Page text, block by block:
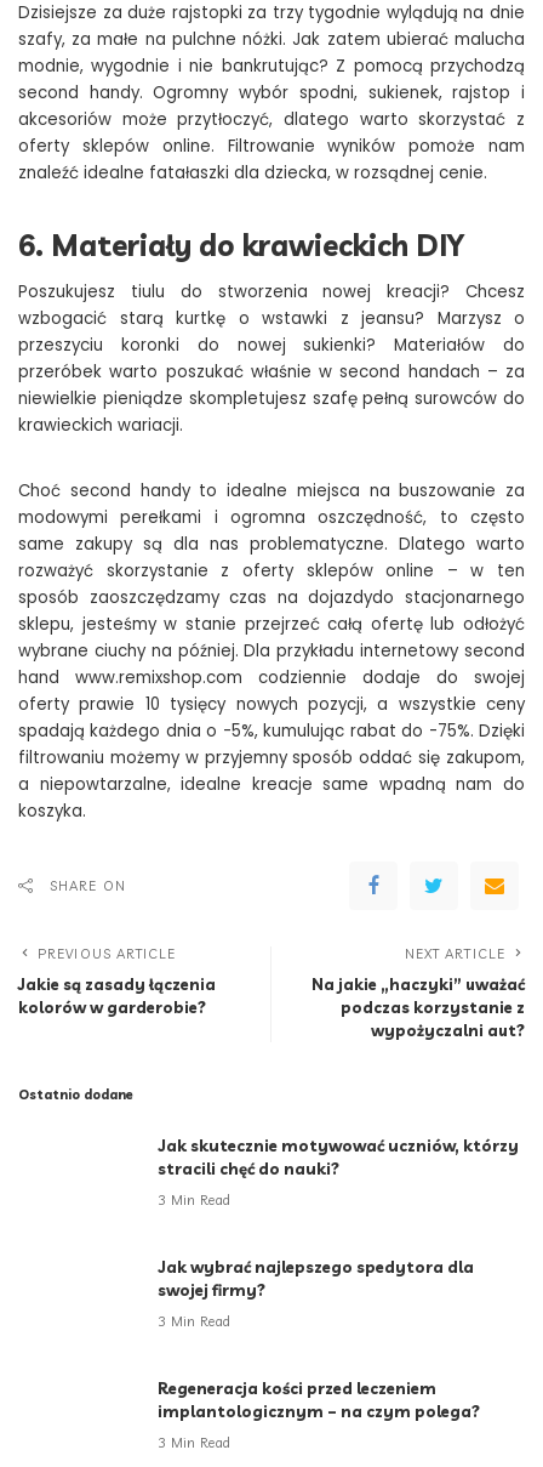
Dzisiejsze za duże rajstopki za trzy tygodnie wylądują na dnie
szafy, za małe na pulchne nóżki. Jak zatem ubierać malucha
modnie, wygodnie i nie bankrutując? Z pomocą przychodzą
second handy. Ogromny wybór spodni, sukienek, rajstop i
akcesoriów może przytłoczyć, dlatego warto skorzystać z
oferty sklepów online. Filtrowanie wyników pomoże nam
znaleźć idealne fatałaszki dla dziecka, w rozsądnej cenie.
6. Materiały do krawieckich DIY
Poszukujesz tiulu do stworzenia nowej kreacji? Chcesz
wzbogacić starą kurtkę o wstawki z jeansu? Marzysz o
przeszyciu koronki do nowej sukienki? Materiałów do
przeróbek warto poszukać właśnie w second handach – za
niewielkie pieniądze skompletujesz szafę pełną surowców do
krawieckich wariacji.
Choć second handy to idealne miejsca na buszowanie za
modowymi perełkami i ogromna oszczędność, to często
same zakupy są dla nas problematyczne. Dlatego warto
rozważyć skorzystanie z oferty sklepów online – w ten
sposób zaoszczędzamy czas na dojazdydo stacjonarnego
sklepu, jesteśmy w stanie przejrzeć całą ofertę lub odłożyć
wybrane ciuchy na później. Dla przykładu internetowy second
hand www.remixshop.com codziennie dodaje do swojej
oferty prawie 10 tysięcy nowych pozycji, a wszystkie ceny
spadają każdego dnia o -5%, kumulując rabat do -75%. Dzięki
filtrowaniu możemy w przyjemny sposób oddać się zakupom,
a niepowtarzalne, idealne kreacje same wpadną nam do
koszyka.
SHARE ON
PREVIOUS ARTICLE
Jakie są zasady łączenia
kolorów w garderobie?
NEXT ARTICLE
Na jakie „haczyki” uważać
podczas korzystanie z
wypożyczalni aut?
Ostatnio dodane
Jak skutecznie motywować uczniów, którzy
stracili chęć do nauki?
3 Min Read
Jak wybrać najlepszego spedytora dla
swojej firmy?
3 Min Read
Regeneracja kości przed leczeniem
implantologicznym – na czym polega?
3 Min Read